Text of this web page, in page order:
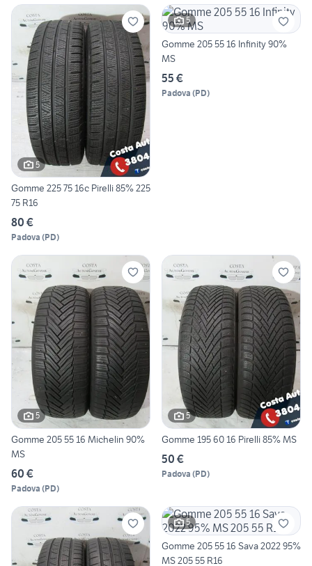
5
Gomme 225 75 16c Pirelli 85% 225
75 R16
80 €
Padova (PD)
5
Gomme 205 55 16 Infinity 90%
MS
55 €
Padova (PD)
5
Gomme 205 55 16 Michelin 90%
MS
60 €
Padova (PD)
5
Gomme 195 60 16 Pirelli 85% MS
50 €
Padova (PD)
5
Gomme 205 55 16 Sava 2022 95%
MS 205 55 R16